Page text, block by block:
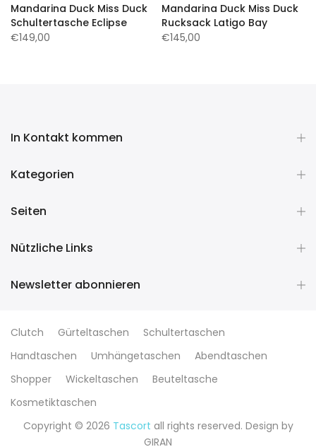
Mandarina Duck Miss Duck
Schultertasche Eclipse
€149,00
Mandarina Duck Miss Duck
Rucksack Latigo Bay
€145,00
In Kontakt kommen
Kategorien
Seiten
Nützliche Links
Newsletter abonnieren
Clutch Gürteltaschen
Schultertaschen
Handtaschen
Umhängetaschen
Abendtaschen
Shopper
Wickeltaschen
Beuteltasche
Kosmetiktaschen
Copyright © 2026 Tascort all rights reserved. Design by
GIRAN